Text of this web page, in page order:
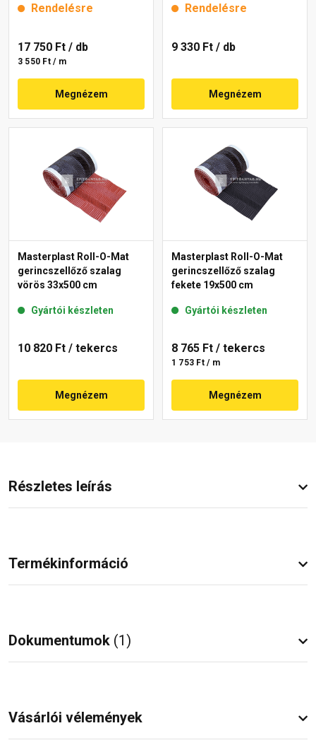
Rendelésre
17 750 Ft / db
3 550 Ft / m
Megnézem
Rendelésre
9 330 Ft / db
Megnézem
Masterplast Roll-O-Mat
gerincszellőző szalag
vörös 33x500 cm
Gyártói készleten
10 820 Ft / tekercs
Megnézem
Masterplast Roll-O-Mat
gerincszellőző szalag
fekete 19x500 cm
Gyártói készleten
8 765 Ft / tekercs
1 753 Ft / m
Megnézem
Részletes leírás
Termékinformáció
Dokumentumok (1)
Vásárlói vélemények